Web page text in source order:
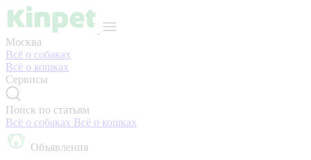
Москва
Всё о собаках
Всё о кошках
Сервисы
Поиск по статьям
Всё о собаках Всё о кошках
Объявления